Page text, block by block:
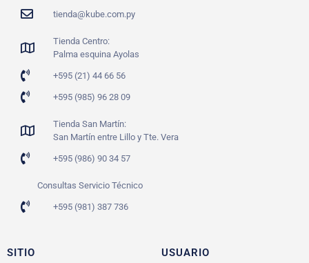
tienda@kube.com.py
Tienda Centro:
Palma esquina Ayolas
+595 (21) 44 66 56
+595 (985) 96 28 09
Tienda San Martín:
San Martín entre Lillo y Tte. Vera
+595 (986) 90 34 57
Consultas Servicio Técnico
+595 (981) 387 736
SITIO USUARIO